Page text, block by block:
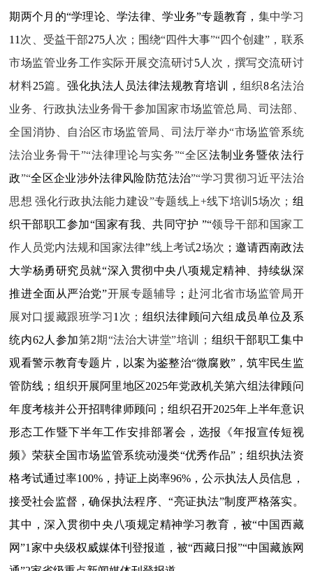
期两个月的“学理论、学法律、学业务”专题教育， 集中学习
11 次、受益干部275人次；围绕“四件大事”“四个创建”，联系
市场监管业务工作实际开展交流研讨5人次，撰写交流研讨
材料25篇。强化执法人员法律法规教育培训， 组织8名法治
业务、行政执法业务骨干参加国家市场监管总局、司法部、
全国消协、自治区市场监管局、司法厅举办“市场监管系统
法治业务骨干”“法律理论与实务”“全区法制业务暨依法行
政”“全区企业涉外法律风险防范法治”“学习贯彻习近平法治
思想 强化行政执法能力建设”专题线上+线下培训 5场次； 组
织干部职工参加“国家有我、共同守护 ”“领导干部和国家工
作人员党内法规和国家法律”线上考试2场次 ；邀请西南政法
大学杨勇研究员就“深入贯彻中央八项规定精神、持续纵深
推进全面从严治党”开展专题辅导 ； 赴河北省市场监管局开
展对口援藏跟班学习1 次； 组织法律顾问六组成员单位及系
统内62 人参加第2期“法治大讲堂”培训； 组织干部职工集中
观看警示教育专题片，以案为鉴整治“微腐败”，筑牢民生监
管防线；组织开展阿里地区2025年党政机关第六组法律顾问
年度考核并公开招聘律师顾问；组织召开2025年上半年意识
形态工作暨下半年工作安排部署会 ， 选报《年报宣传短视
频》荣获全国市场监管系统动漫类“优秀作品”；组织执法资
格考试通过率100%，持证上岗率96%，公示执法人员信息，
接受社会监督，确保执法程序、“亮证执法”制度严格落实。
其中，深入贯彻中央八项规定精神学习教育，被“中国西藏
网”1 家中央级权威媒体刊登报道，被“西藏日报”“中国藏族网